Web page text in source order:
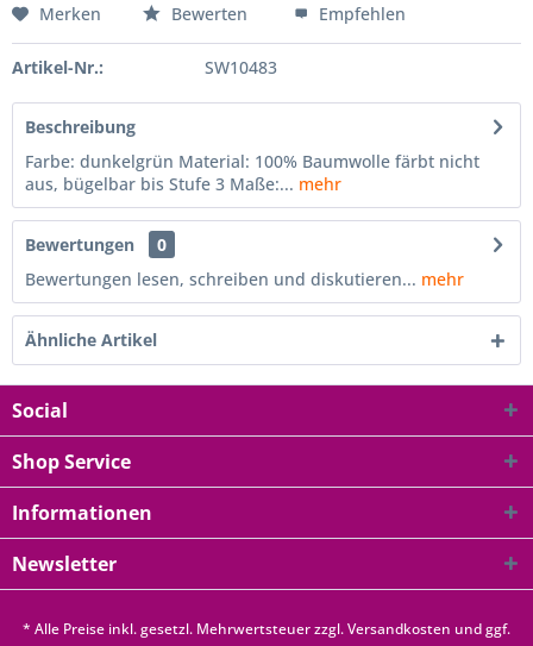
Merken Bewerten Empfehlen
Artikel-Nr.: SW10483
Beschreibung
Farbe: dunkelgrün Material: 100% Baumwolle färbt nicht
aus, bügelbar bis Stufe 3 Maße:... mehr
Bewertungen
0
Bewertungen lesen, schreiben und diskutieren... mehr
Ähnliche Artikel
Social
Shop Service
Informationen
Newsletter
* Alle Preise inkl. gesetzl. Mehrwertsteuer zzgl.Versandkosten und ggf.